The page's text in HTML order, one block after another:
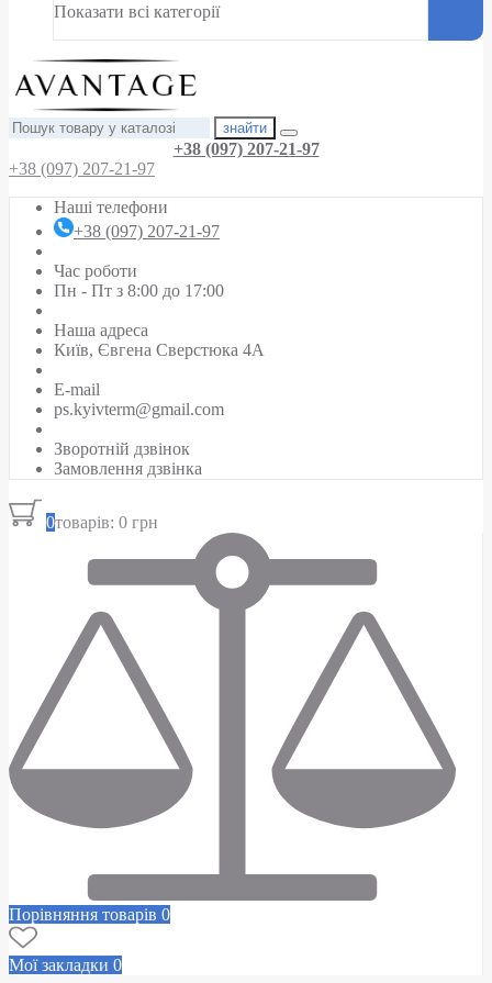
Показати всі категорії
знайти
+38 (097) 207-21-97
+38 (097) 207-21-97
Наші телефони
+38 (097) 207-21-97
Час роботи
Пн - Пт з 8:00 до 17:00
Наша адреса
Київ, Євгена Сверстюка 4А
E-mail
ps.kyivterm@gmail.com
Зворотній дзвінок
Замовлення дзвінка
0товарів: 0 грн
Порівняння товарів 0
Мої закладки 0